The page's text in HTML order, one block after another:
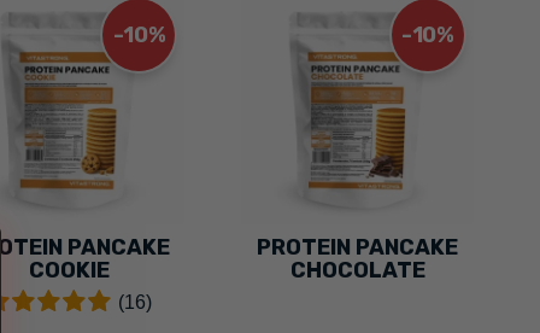
-10%
PANCAKE
COOKIE
(16)
-10%
PROTEIN PANCAKE
CHOCOLATE